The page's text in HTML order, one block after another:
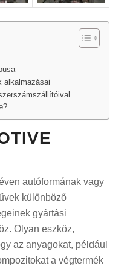
alkalmazásai
autóformának vagy
különböző
gyártási
Olyan eszköz,
az anyagokat, például
a végtermék